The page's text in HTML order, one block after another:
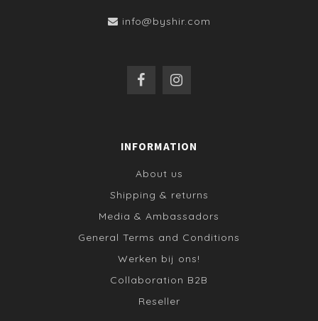
info@byshir.com
INFORMATION
About us
Shipping & returns
Media & Ambassadors
General Terms and Conditions
Werken bij ons!
Collaboration B2B
Reseller